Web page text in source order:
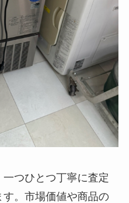
つひとつ丁寧に査定
す。市場価値や商品の